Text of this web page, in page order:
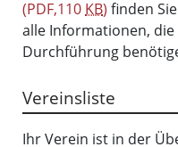
(PDF,110 KB) finden
alle Informationen,
Durchführung
Vereinsliste
Ihr Verein ist in der